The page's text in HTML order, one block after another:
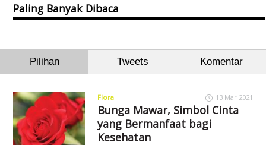
Paling Banyak Dibaca
Pilihan Tweets Komentar
Flora 13 Mar 2021
Bunga Mawar, Simbol Cinta
yang Bermanfaat bagi
Kesehatan